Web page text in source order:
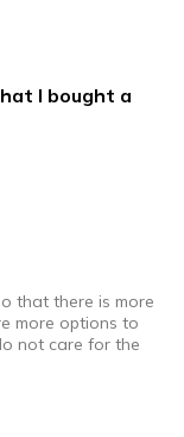
I bought a
that there is more
more options to
not care for the